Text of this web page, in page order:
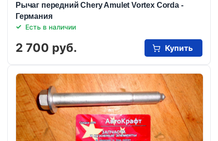
Рычаг передний Chery Amulet Vortex Corda -
Германия
Есть в наличии
2 700 руб. Купить